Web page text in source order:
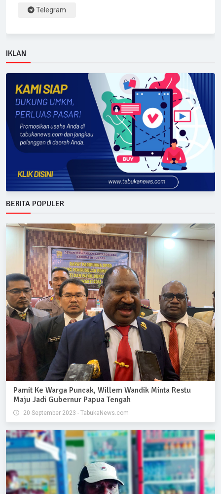
Telegram
IKLAN
BERITA POPULER
Pamit Ke Warga Puncak, Willem Wandik Minta Restu
Maju Jadi Gubernur Papua Tengah
20 September 2023 - TabukaNews.com